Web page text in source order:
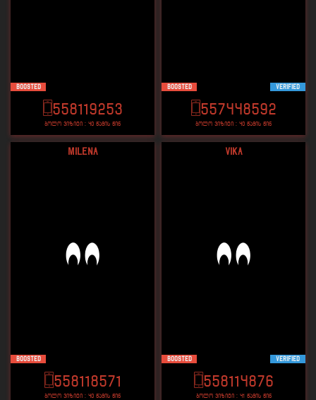
Boosted
558119253
ბოლო ვიზიტი : 40 წამის წინ
Boosted VERIFIED
557448592
ბოლო ვიზიტი : 40 წამის წინ
Milena
Boosted
558118571
ბოლო ვიზიტი : 40 წამის წინ
Vika
Boosted VERIFIED
558114876
ბოლო ვიზიტი : 41 წამის წინ